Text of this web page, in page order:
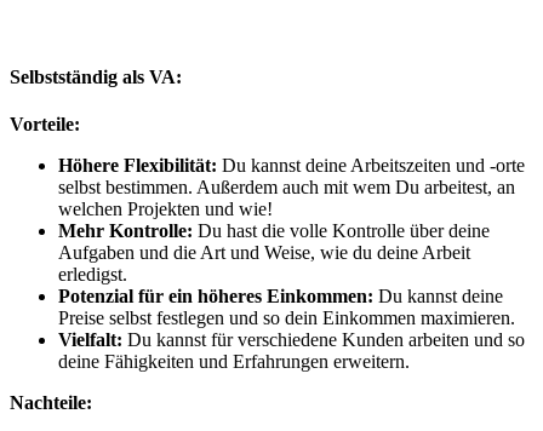
Selbstständig als VA:
Vorteile:
Höhere Flexibilität: Du kannst deine Arbeitszeiten und -orte
selbst bestimmen. Außerdem auch mit wem Du arbeitest, an
welchen Projekten und wie!
Mehr Kontrolle: Du hast die volle Kontrolle über deine
Aufgaben und die Art und Weise, wie du deine Arbeit
erledigst.
Potenzial für ein höheres Einkommen: Du kannst deine
Preise selbst festlegen und so dein Einkommen maximieren.
Vielfalt: Du kannst für verschiedene Kunden arbeiten und so
deine Fähigkeiten und Erfahrungen erweitern.
Nachteile: